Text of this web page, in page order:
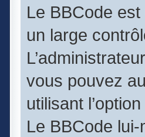
Le BBCode
un large
vous pouvez
utilisant
Le BBCode